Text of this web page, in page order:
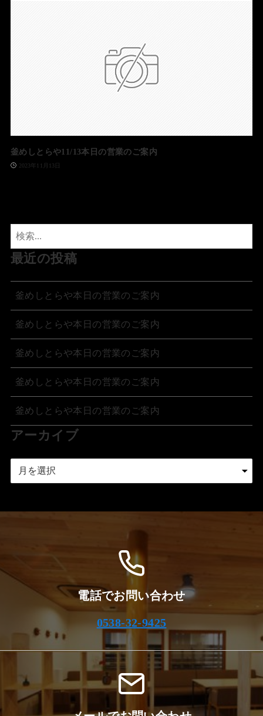
釜めしとらや11/13本日の営業のご案内
2023年11月13日
最近の投稿
釜めしとらや本日の営業のご案内
釜めしとらや本日の営業のご案内
釜めしとらや本日の営業のご案内
釜めしとらや本日の営業のご案内
釜めしとらや本日の営業のご案内
アーカイブ
電話でお問い合わせ
0538-32-9425